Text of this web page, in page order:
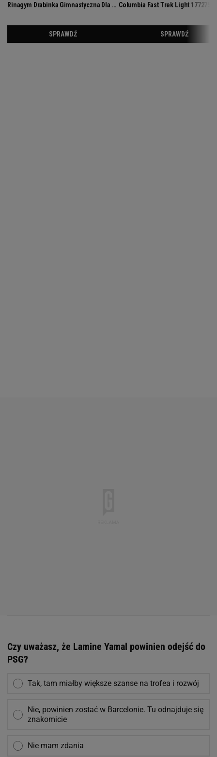
Czy uważasz, że Lamine Yamal powinien odejść do
PSG?
Tak, tam miałby większe szanse na trofea i rozwój
Nie, powinien zostać w Barcelonie. Tu odnajduje się
znakomicie
Nie mam zdania